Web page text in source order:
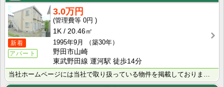
新着
アパート
3.0万円
0円
1K
20.46㎡
1995年9月
（築30年）
野田市山崎
東武野田線 運河駅 徒歩14分
当社ホームページには当社で取り扱っている物件を掲載しております。 現在の募集状況に関しては、スタッフ･･･